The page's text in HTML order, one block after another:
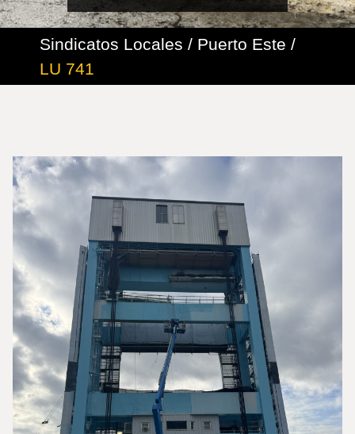
Sindicatos Locales / Puerto Este /
LU 741